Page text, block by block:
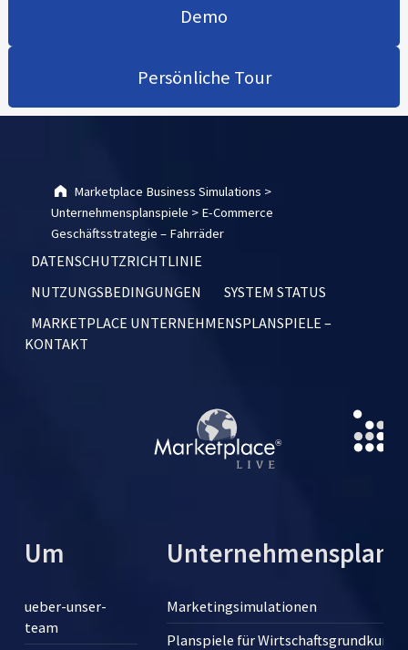
Demo
Persönliche Tour
Skip back to main navigation
Marketplace Business Simulations >
Unternehmensplanspiele > E-Commerce
Geschäftsstrategie – Fahrräder
DATENSCHUTZRICHTLINIE
NUTZUNGSBEDINGUNGEN
SYSTEM STATUS
MARKETPLACE UNTERNEHMENSPLANSPIELE –
KONTAKT
Um
ueber-unser-
team
Marketingsimulationen
Planspiele für Wirtschaftsgrundkurse